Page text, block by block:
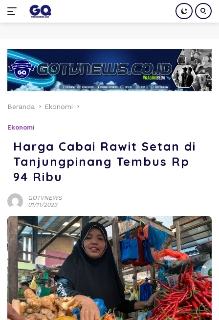
konten
Beranda Ekonomi
Ekonomi
Harga Cabai Rawit Setan di
Tanjungpinang Tembus Rp
94 Ribu
GOTVNEWS
01/11/2023